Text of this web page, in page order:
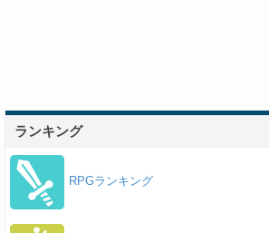
ランキング
RPGランキング